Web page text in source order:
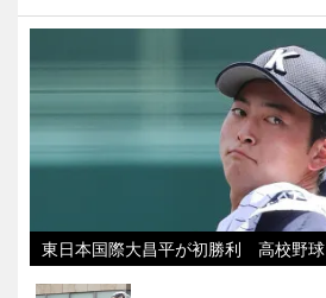
東日本国際大昌平が初勝利 高校野球